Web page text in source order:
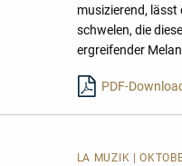
musizierend, lässt
schwelen, die
ergreifender
PDF-
LA MUZIK |